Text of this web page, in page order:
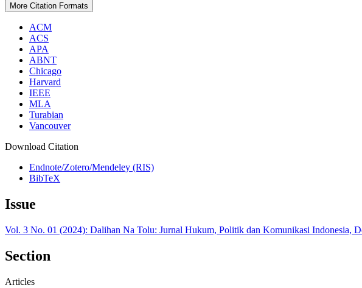
More Citation Formats
ACM
ACS
APA
ABNT
Chicago
Harvard
IEEE
MLA
Turabian
Vancouver
Download Citation
Endnote/Zotero/Mendeley (RIS)
BibTeX
Issue
Vol. 3 No. 01 (2024): Dalihan Na Tolu: Jurnal Hukum, Politik dan Komunikasi Indonesia,
Section
Articles